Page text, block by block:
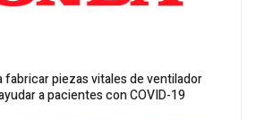
fabricar piezas vitales de ventilador
a pacientes con COVID-19